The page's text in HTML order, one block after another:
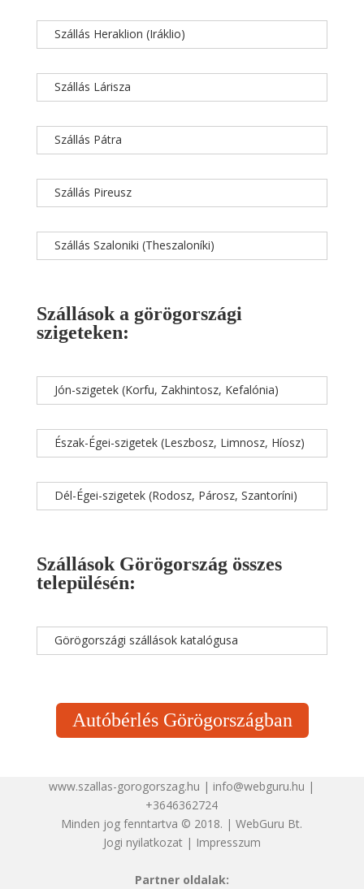
Szállás Heraklion (Iráklio)
Szállás Lárisza
Szállás Pátra
Szállás Pireusz
Szállás Szaloniki (Theszaloníki)
Szállások a görögországi
szigeteken:
Jón-szigetek (Korfu, Zakhintosz, Kefalónia)
Észak-Égei-szigetek (Leszbosz, Limnosz, Híosz)
Dél-Égei-szigetek (Rodosz, Párosz, Szantoríni)
Szállások Görögország összes
településén:
Görögországi szállások katalógusa
Autóbérlés Görögországban
www.szallas-gorogorszag.hu | info@webguru.hu |
+3646362724
Minden jog fenntartva © 2018. | WebGuru Bt.
Jogi nyilatkozat| Impresszum
Partner oldalak: